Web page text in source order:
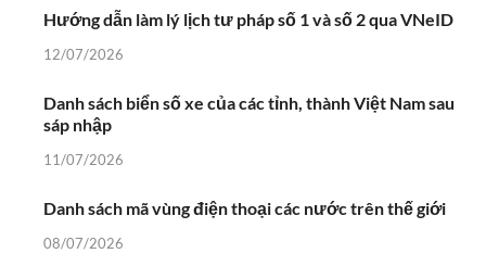
Hướng dẫn làm lý lịch tư pháp số 1 và số 2 qua VNeID
12/07/2026
Danh sách biển số xe của các tỉnh, thành Việt Nam sau
sáp nhập
11/07/2026
Danh sách mã vùng điện thoại các nước trên thế giới
08/07/2026